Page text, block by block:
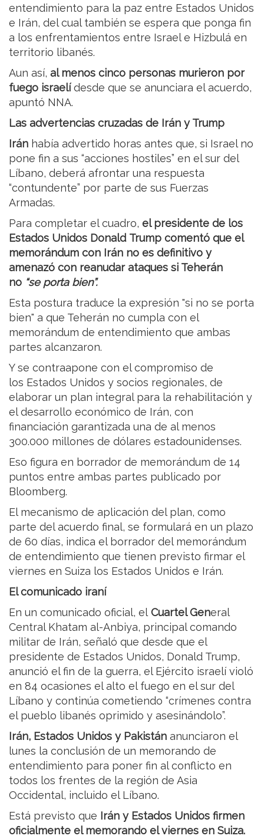
entendimiento para la paz entre Estados Unidos
e Irán, del cual también se espera que ponga fin
a los enfrentamientos entre Israel e Hizbulá en
territorio libanés.
Aun así, al menos cinco personas murieron por
fuego israelídesde que se anunciara el acuerdo,
apuntó NNA.
Las advertencias cruzadas de Irán y Trump
Irán había advertido horas antes que, si Israel no
pone fin a sus “acciones hostiles” en el sur del
Líbano, deberá afrontar una respuesta
“contundente” por parte de sus Fuerzas
Armadas.
Para completar el cuadro, el presidente de los
Estados Unidos Donald Trump comentó que el
memorándum con Irán no es definitivo y
amenazó con reanudar ataques si Teherán
no “se porta bien”.
Esta postura traduce la expresión "si no se porta
bien" a que Teherán no cumpla con el
memorándum de entendimiento que ambas
partes alcanzaron.
Y se contraapone con el compromiso de
los Estados Unidos y socios regionales, de
elaborar un plan integral para la rehabilitación y
el desarrollo económico de Irán, con
financiación garantizada una de al menos
300.000 millones de dólares estadounidenses.
Eso figura en borrador de memorándum de 14
puntos entre ambas partes publicado por
Bloomberg.
El mecanismo de aplicación del plan, como
parte del acuerdo final, se formulará en un plazo
de 60 días, indica el borrador del memorándum
de entendimiento que tienen previsto firmar el
viernes en Suiza los Estados Unidos e Irán.
El comunicado iraní
En un comunicado oficial, el Cuartel General
Central Khatam al-Anbiya, principal comando
militar de Irán, señaló que desde que el
presidente de Estados Unidos, Donald Trump,
anunció el fin de la guerra, el Ejército israelí violó
en 84 ocasiones el alto el fuego en el sur del
Líbano y continúa cometiendo “crímenes contra
el pueblo libanés oprimido y asesinándolo”.
Irán, Estados Unidos y Pakistán anunciaron el
lunes la conclusión de un memorando de
entendimiento para poner fin al conflicto en
todos los frentes de la región de Asia
Occidental, incluido el Líbano.
Está previsto que Irán y Estados Unidos firmen
oficialmente el memorando el viernes en Suiza.